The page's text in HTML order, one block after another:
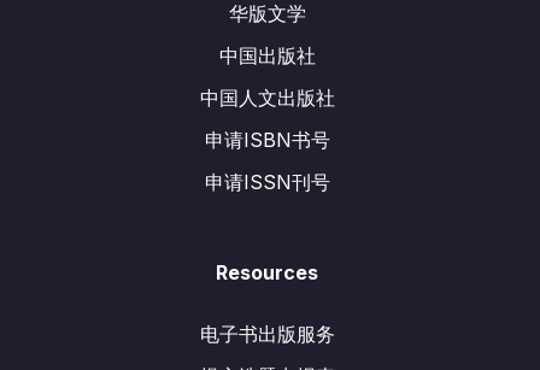
华版文学
中国出版社
中国人文出版社
申请ISBN书号
申请ISSN刊号
Resources
电子书出版服务